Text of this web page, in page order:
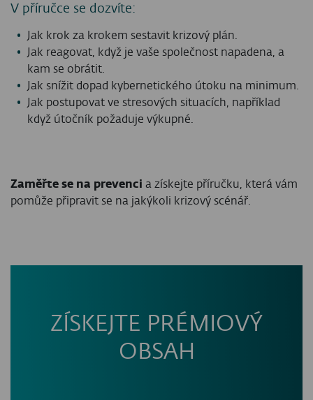
V příručce se dozvíte:
Jak krok za krokem sestavit krizový plán.
Jak reagovat, když je vaše společnost napadena, a
kam se obrátit.
Jak snížit dopad kybernetického útoku na minimum.
Jak postupovat ve stresových situacích, například
když útočník požaduje výkupné.
Zaměřte se na prevenci a získejte příručku, která vám
pomůže připravit se na jakýkoli krizový scénář.
ZÍSKEJTE PRÉMIOVÝ
OBSAH